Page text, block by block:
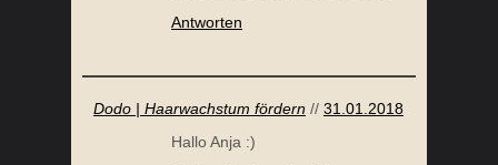
Antworten
Dodo | Haarwachstum fördern // 31.01.2018
Hallo Anja :)